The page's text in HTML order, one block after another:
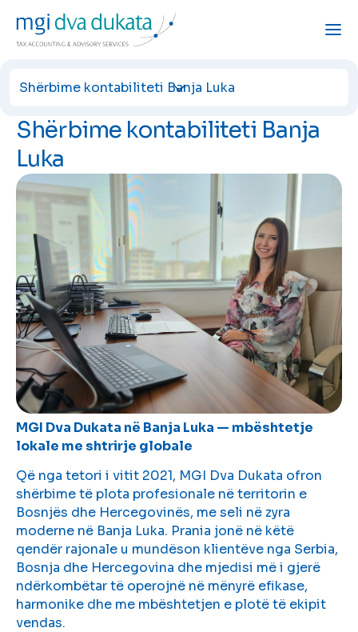
Shërbime kontabiliteti Banja Luka
Shërbime kontabiliteti Banja
Luka
MGI Dva Dukata në Banja Luka — mbështetje
lokale me shtrirje globale
Që nga tetori i vitit 2021, MGI Dva Dukata ofron
shërbime të plota profesionale në territorin e
Bosnjës dhe Hercegovinës, me seli në zyra
moderne në Banja Luka. Prania jonë në këtë
qendër rajonale u mundëson klientëve nga Serbia,
Bosnja dhe Hercegovina dhe mjedisi më i gjerë
ndërkombëtar të operojnë në mënyrë efikase,
harmonike dhe me mbështetjen e plotë të ekipit
vendas.